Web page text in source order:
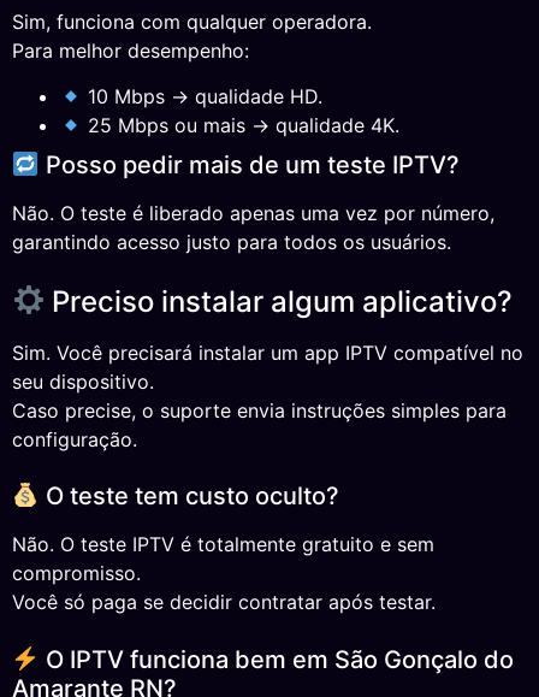
Sim, funciona com qualquer operadora.
Para melhor desempenho:
10 Mbps → qualidade HD.
25 Mbps ou mais → qualidade 4K.
Posso pedir mais de um teste IPTV?
Não. O teste é liberado apenas uma vez por número,
garantindo acesso justo para todos os usuários.
Preciso instalar algum aplicativo?
Sim. Você precisará instalar um app IPTV compatível no
seu dispositivo.
Caso precise, o suporte envia instruções simples para
configuração.
O teste tem custo oculto?
Não. O teste IPTV é totalmente gratuito e sem
compromisso.
Você só paga se decidir contratar após testar.
O IPTV funciona bem em São Gonçalo do
Amarante RN?